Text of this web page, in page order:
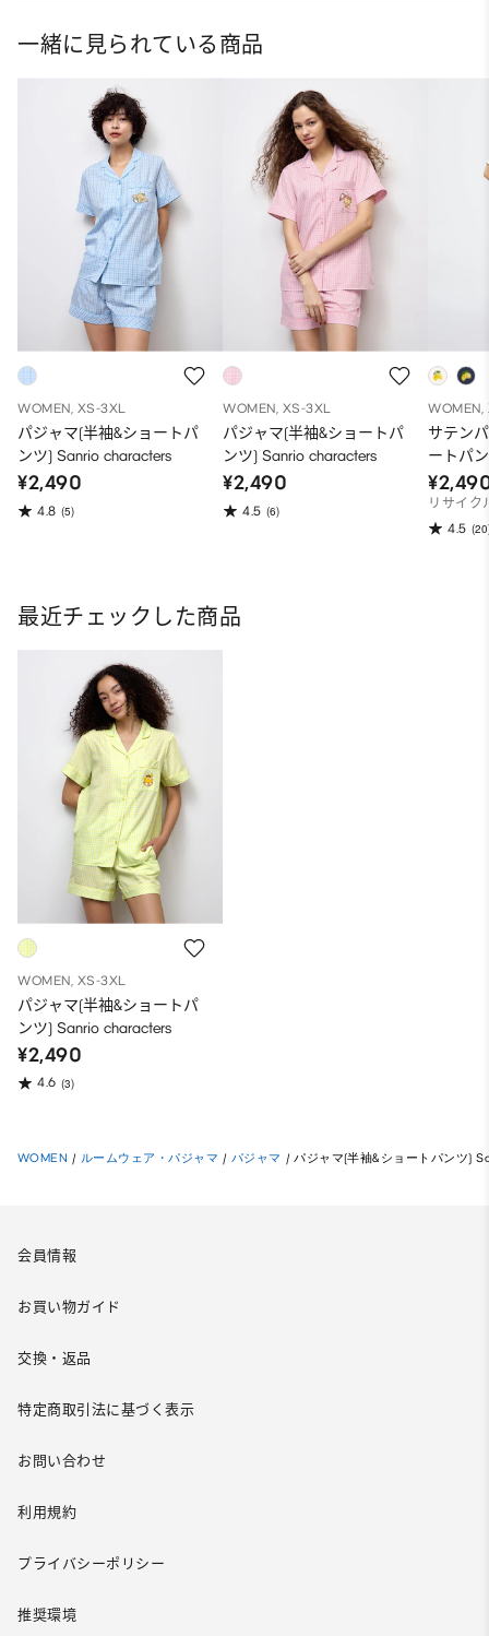
一緒に見られている商品
WOMEN, XS-3XL
パジャマ(半袖&ショートパ
ンツ) Sanrio characters
¥2,490
4.8 (5)
WOMEN, XS-3XL
パジャマ(半袖&ショートパ
ンツ) Sanrio characters
¥2,490
4.5 (6)
WOMEN,
サテン
ートパ
リサイク
4.5
最近チェックした商品
WOMEN, XS-3XL
パジャマ(半袖&ショートパ
ンツ) Sanrio characters
¥2,490
4.6 (3)
WOMEN / ルームウェア・パジャマ / パジャマ / パジャマ(半袖&ショートパンツ)
会員情報
お買い物ガイド
交換・返品
特定商取引法に基づく表示
お問い合わせ
利用規約
プライバシーポリシー
推奨環境